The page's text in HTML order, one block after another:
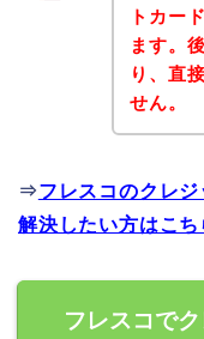
トカー
ます。
り、直
せん。
⇒フレスコのクレ
解決したい方はこち
フレスコで